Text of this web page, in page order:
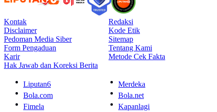
Kontak
Redaksi
Disclaimer
Kode Etik
Pedoman Media Siber
Sitemap
Form Pengaduan
Tentang Kami
Karir
Metode Cek Fakta
Hak Jawab dan Koreksi Berita
Liputan6
Merdeka
Bola.com
Bola.net
Fimela
Kapanlagi